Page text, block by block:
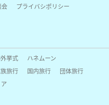
会
プライバシポリシー
挙式
ハネムーン
旅行 国内旅行
団体旅行